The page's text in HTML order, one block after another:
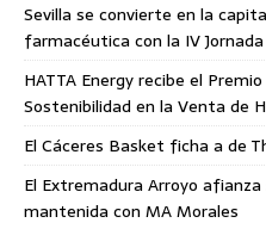
Sevilla se convierte en la
farmacéutica con la IV
HATTA Energy recibe el
Sostenibilidad en la Venta de
El Cáceres Basket ficha a de
El Extremadura Arroyo
mantenida con MA Morales